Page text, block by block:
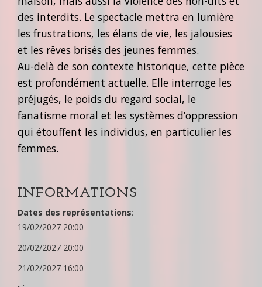
des interdits. Le spectacle mettra en lumière
les frustrations, les élans de vie, les jalousies
et les rêves brisés des jeunes femmes.
Au-delà de son contexte historique, cette pièce
est profondément actuelle. Elle interroge les
préjugés, le poids du regard social, le
fanatisme moral et les systèmes d’oppression
qui étouffent les individus, en particulier les
femmes.
INFORMATIONS
Dates des représentations:
19/02/2027 20:00
20/02/2027 20:00
21/02/2027 16:00